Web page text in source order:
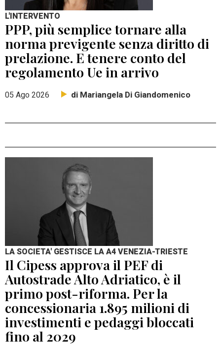
L'INTERVENTO
PPP, più semplice tornare alla
norma previgente senza diritto di
prelazione. E tenere conto del
regolamento Ue in arrivo
05 Ago 2026 di Mariangela Di Giandomenico
LA SOCIETA' GESTISCE LA A4 VENEZIA-TRIESTE
Il Cipess approva il PEF di
Autostrade Alto Adriatico, è il
primo post-riforma. Per la
concessionaria 1.895 milioni di
investimenti e pedaggi bloccati
fino al 2029